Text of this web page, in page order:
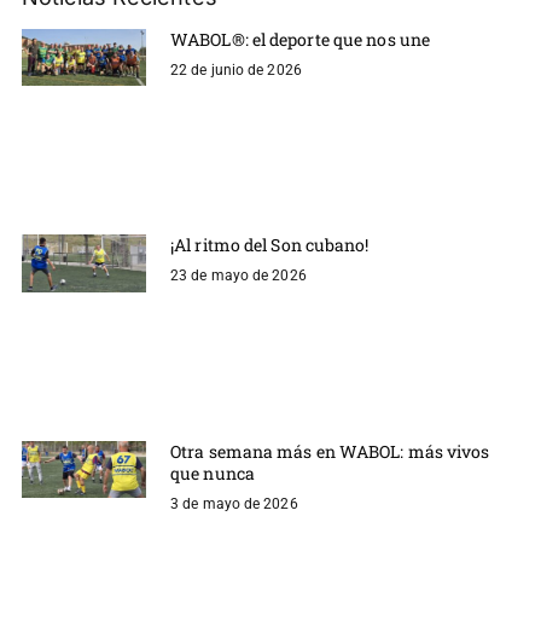
WABOL®: el deporte que nos une
22 de junio de 2026
¡Al ritmo del Son cubano!
23 de mayo de 2026
Otra semana más en WABOL: más vivos
que nunca
3 de mayo de 2026